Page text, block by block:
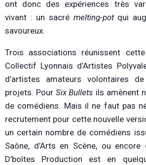
ont donc des expériences très
vivant : un sacré melting-potqui
savoureux.
Trois associations réunissent
Collectif Lyonnais d’Artistes
d’artistes amateurs volontaires
projets. Pour Six Bullets ils amènent
de comédiens. Mais il ne faut pas
recrutement pour cette nouvelle
un certain nombre de comédiens
Saône, d’Arts en Scène, ou encore
D’boîtes Production est en